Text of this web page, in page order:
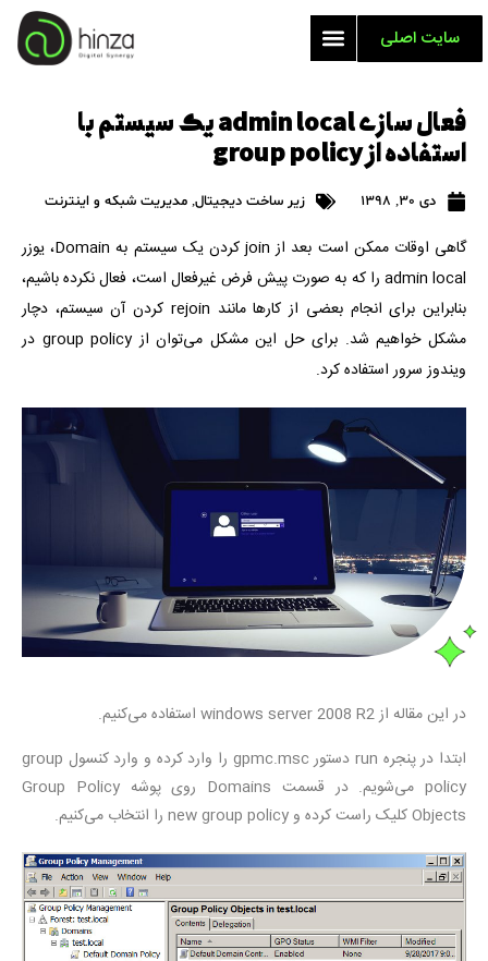
سایت اصلی
فعال سازی admin local یک سیستم با
استفاده از group policy
دی 30, 1398 زیر ساخت دیجیتال, مدیریت شبکه و اینترنت
گاهی اوقات ممکن است بعد از join کردن یک سیستم به Domain، یوزر
admin local را که به صورت پیش فرض غیرفعال است، فعال نکرده باشیم،
بنابراین برای انجام بعضی از کارها مانند rejoin کردن آن سیستم، دچار
مشکل خواهیم شد. برای حل این مشکل می‌توان از group policy در
ویندوز سرور استفاده کرد.
در این مقاله از windows server 2008 R2 استفاده می‌کنیم.
ابتدا در پنجره run دستور gpmc.msc را وارد کرده و وارد کنسول group
policy می‌شویم. در قسمت Domains روی پوشه Group Policy
Objects کلیک راست کرده و new group policy را انتخاب می‌کنیم.